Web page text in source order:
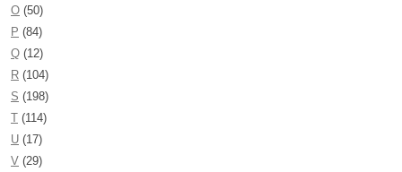
O (50)
P (84)
Q (12)
R (104)
S (198)
T (114)
U (17)
V (29)